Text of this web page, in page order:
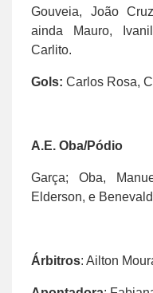
Gouveia, João
ainda Mauro,
Carlito.
Gols: Carlos Rosa,
A.E. Oba/Pódio
Garça; Oba,
Elderson, e
Árbitros: Ailton